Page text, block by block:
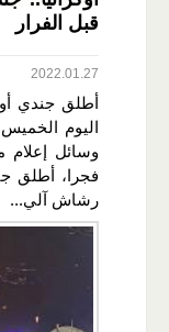
قبل الفرار
2022.01.27
أطلق جندي
اليوم
وسائل إعلام
رشاش آلي...